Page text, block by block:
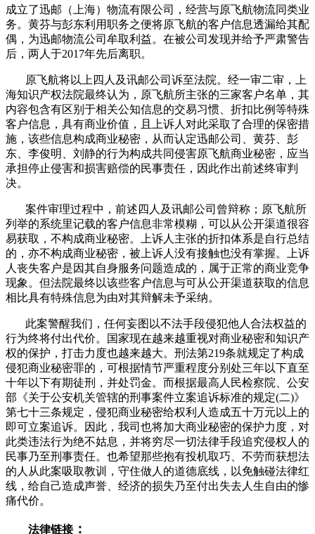
成立了迅邮（上海）物流有限公司，经营与原飞航物流同类业
务。黄芬与彭东利用职务之便将原飞航的客户信息透漏给其配
偶，为迅邮物流公司牟取利益。在被公司发现并给予严肃警告
后，两人于2017年先后离职。
原飞航将以上四人及讯邮公司诉至法院。经一审二审，上
海知识产权法院最终认为，原飞航所主张的三家客户名单，其
内容包含有区别于相关公知信息的交易习惯、折扣比例等特殊
客户信息，具有商业价值，且上诉人对此采取了合理的保密措
施，该些信息构成商业秘密，从而认定迅邮公司、黄芬、彭
东、李俊明、刘静的行为构成共同侵害原飞航商业秘密，应当
承担停止侵害和损害赔偿的民事责任，因此作出前述终审判
决。
案件审理过程中，前述四人及讯邮公司曾辩称；原飞航所
列举的系统里记载的客户信息非常模糊，可以从公开渠道很容
易获取，不构成商业秘密。上诉人主张的折扣体系是自行总结
的，亦不构成商业秘密，被上诉人没有接触也没有掌握。上诉
人丧失客户是因其自身服务问题造成的，属于正常的商业竞争
现象。但法院最终以该些客户信息与可从公开渠道获取的信息
相比具有特殊信息为由对其辩解未予采纳。
此案警醒我们，任何妄图以不法手段侵犯他人合法权益的
行为终将付出代价。国家现在越来越重视对商业秘密和知识产
权的保护，打击力度也越来越大。刑法第219条就规定了构成
侵犯商业秘密罪的，可根据情节严重程度分别处三年以下直至
十年以下有期徒刑，并处罚金。而根据最高人民检察院、公安
部《关于公安机关管辖的刑事案件立案追诉标准的规定(二)》
第七十三条规定，侵犯商业秘密给权利人造成五十万元以上的
即可立案追诉。因此，我司也将加大商业秘密的保护力度，对
此类违法行为绝不姑息，并将穷尽一切法律手段追究侵权人的
民事乃至刑事责任。也希望那些抱有投机取巧、不劳而获想法
的人从此案吸取教训，守住做人的道德底线，以免触碰法律红
线，给自己造成声誉、经济的损失乃至付出失去人生自由的惨
痛代价。
法律链接：